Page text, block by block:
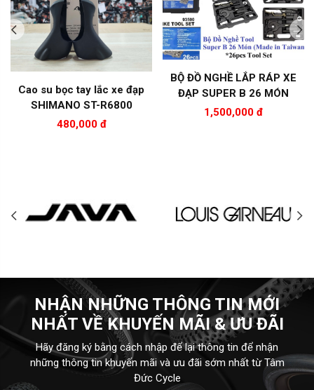
Cao su bọc tay lắc xe đạp
SHIMANO ST-R6800
480,000 đ
BỘ ĐỒ NGHỀ LẮP RÁP XE
ĐẠP SUPER B 26 MÓN
1,500,000 đ
NHẬN NHỮNG THÔNG TIN MỚI
NHẤT VỀ KHUYẾN MÃI & ƯU ĐÃI
Hãy đăng ký bằng cách nhập để lại thông tin để nhận
những thông tin khuyến mãi và ưu đãi sớm nhất từ Tâm
Đức Cycle